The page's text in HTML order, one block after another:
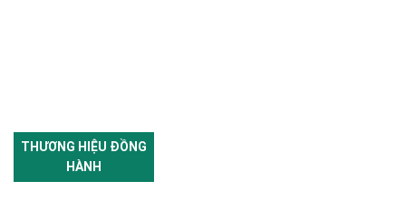
THƯƠNG HIỆU ĐỒNG
HÀNH